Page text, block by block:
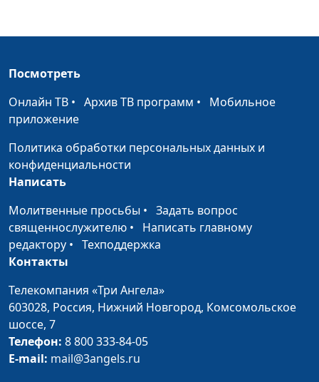
консультант
Эмоциональный
интеллект: как
управлять эмоциями
Мария Вачева,
Ждать чуда или
действовать самому?
Анна Богатская,
Мария Вачева,
После токсичных
отношений: способы
восстановления
Александр Сахаров,
Посмотреть
Онлайн ТВ • Архив ТВ программ • Мобильное
приложение
Политика обработки персональных данных и
конфиденциальности
Написать
Молитвенные просьбы • Задать вопрос
священнослужителю • Написать главному
редактору • Техподдержка
Контакты
Телекомпания «Три Ангела»
603028, Россия, Нижний Новгород, Комсомольское
шоссе, 7
Телефон: 8 800 333-84-05
E-mail: mail@3angels.ru